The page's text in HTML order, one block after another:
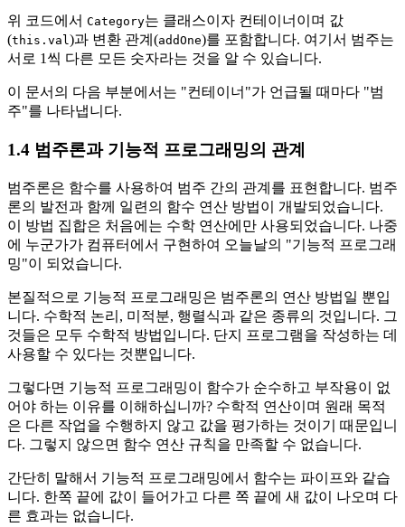
위 코드에서 Category는 클래스이자 컨테이너이며 값
(this.val)과 변환 관계(addOne)를 포함합니다. 여기서 범주는
서로 1씩 다른 모든 숫자라는 것을 알 수 있습니다.
이 문서의 다음 부분에서는 "컨테이너"가 언급될 때마다 "범
주"를 나타냅니다.
1.4 범주론과 기능적 프로그래밍의 관계
범주론은 함수를 사용하여 범주 간의 관계를 표현합니다. 범주
론의 발전과 함께 일련의 함수 연산 방법이 개발되었습니다.
이 방법 집합은 처음에는 수학 연산에만 사용되었습니다. 나중
에 누군가가 컴퓨터에서 구현하여 오늘날의 "기능적 프로그래
밍"이 되었습니다.
본질적으로 기능적 프로그래밍은 범주론의 연산 방법일 뿐입
니다. 수학적 논리, 미적분, 행렬식과 같은 종류의 것입니다. 그
것들은 모두 수학적 방법입니다. 단지 프로그램을 작성하는 데
사용할 수 있다는 것뿐입니다.
그렇다면 기능적 프로그래밍이 함수가 순수하고 부작용이 없
어야 하는 이유를 이해하십니까? 수학적 연산이며 원래 목적
은 다른 작업을 수행하지 않고 값을 평가하는 것이기 때문입니
다. 그렇지 않으면 함수 연산 규칙을 만족할 수 없습니다.
간단히 말해서 기능적 프로그래밍에서 함수는 파이프와 같습
니다. 한쪽 끝에 값이 들어가고 다른 쪽 끝에 새 값이 나오며 다
른 효과는 없습니다.